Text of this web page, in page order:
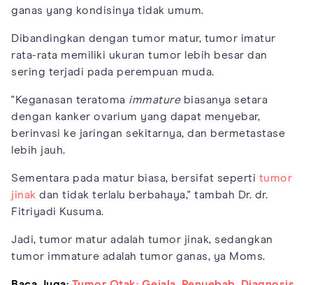
ganas yang kondisinya tidak umum.
Dibandingkan dengan tumor matur, tumor imatur
rata-rata memiliki ukuran tumor lebih besar dan
sering terjadi pada perempuan muda.
"Keganasan teratoma immaturebiasanya setara
dengan kanker ovarium yang dapat menyebar,
berinvasi ke jaringan sekitarnya, dan bermetastase
lebih jauh.
Sementara pada matur biasa, bersifat seperti tumor
jinak dan tidak terlalu berbahaya," tambah Dr. dr.
Fitriyadi Kusuma.
Jadi, tumor matur adalah tumor jinak, sedangkan
tumor immature adalah tumor ganas, ya Moms.